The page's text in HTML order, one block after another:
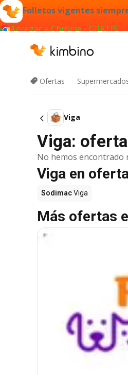
Folletos vigentes
Agregar a Chrome - GRATIS
Ofertas
Viga
Viga:
No hemos encontrado
Viga en
SodimacViga
Más ofertas